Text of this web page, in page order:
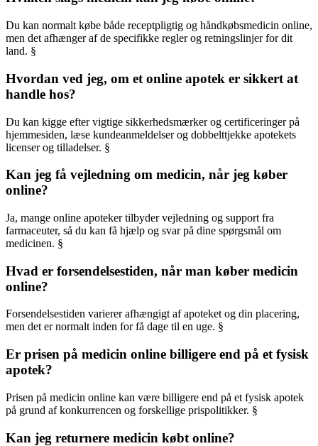
Du kan normalt købe både receptpligtig og håndkøbsmedicin online,
men det afhænger af de specifikke regler og retningslinjer for dit
land. §
Hvordan ved jeg, om et online apotek er sikkert at
handle hos?
Du kan kigge efter vigtige sikkerhedsmærker og certificeringer på
hjemmesiden, læse kundeanmeldelser og dobbelttjekke apotekets
licenser og tilladelser. §
Kan jeg få vejledning om medicin, når jeg køber
online?
Ja, mange online apoteker tilbyder vejledning og support fra
farmaceuter, så du kan få hjælp og svar på dine spørgsmål om
medicinen. §
Hvad er forsendelsestiden, når man køber medicin
online?
Forsendelsestiden varierer afhængigt af apoteket og din placering,
men det er normalt inden for få dage til en uge. §
Er prisen på medicin online billigere end på et fysisk
apotek?
Prisen på medicin online kan være billigere end på et fysisk apotek
på grund af konkurrencen og forskellige prispolitikker. §
Kan jeg returnere medicin købt online?